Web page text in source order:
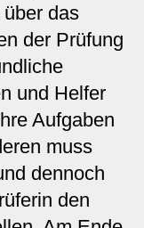
das
der Prüfung
und Helfer
Aufgaben
muss
dennoch
den